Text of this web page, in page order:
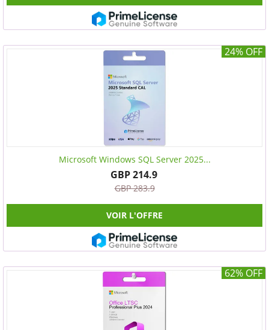
24% OFF
Microsoft Windows SQL Server 2025...
GBP 214.9
GBP 283.9
VOIR L'OFFRE
62% OFF